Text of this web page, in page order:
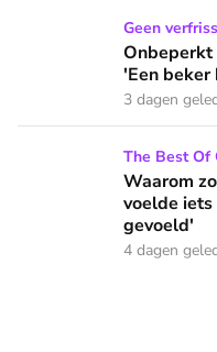
Onbeperkt frisdrank
Geen
'Een
3 dagen
Waarom zou je (niet)
The Best Of
Waarom
voelde
gevoeld'
4 dagen